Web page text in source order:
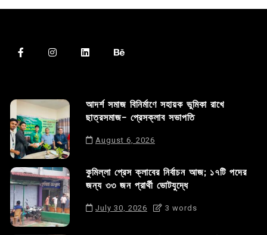
আদর্শ সমাজ বিনির্মাণে সহায়ক ভুমিকা রাখে
ছাত্রসমাজ- প্রেসক্লাব সভাপতি
August 6, 2026
কুমিল্লা প্রেস ক্লাবের নির্বাচন আজ; ১৭টি পদের
জন্য ৩৩ জন প্রার্থী ভোটযুদ্ধে
July 30, 2026 3 words